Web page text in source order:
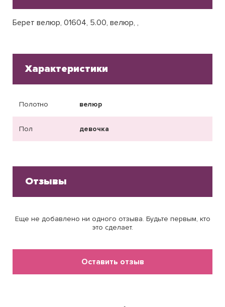
Берет велюр, 01604, 5.00, велюр, ,
Характеристики
Полотно велюр
Пол девочка
Отзывы
Еще не добавлено ни одного отзыва. Будьте первым, кто
это сделает.
Оставить отзыв